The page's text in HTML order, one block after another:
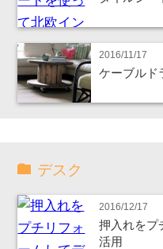
2016/11/17
ケーブルド
デスク
2016/12/17
押入れをプ
活用